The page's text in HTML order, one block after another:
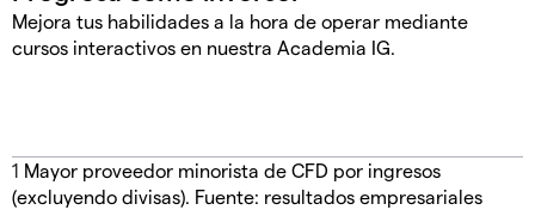
Mejora tus habilidades a la hora de operar mediante
cursos interactivos en nuestra Academia IG.
1 Mayor proveedor minorista de CFD por ingresos
(excluyendo divisas). Fuente: resultados empresariales